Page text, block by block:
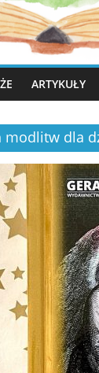
ARTYKUŁY
dla